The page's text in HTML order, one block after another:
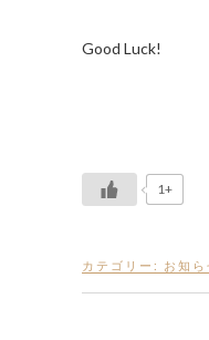
Good Luck!
1+
カテゴリー: お知ら